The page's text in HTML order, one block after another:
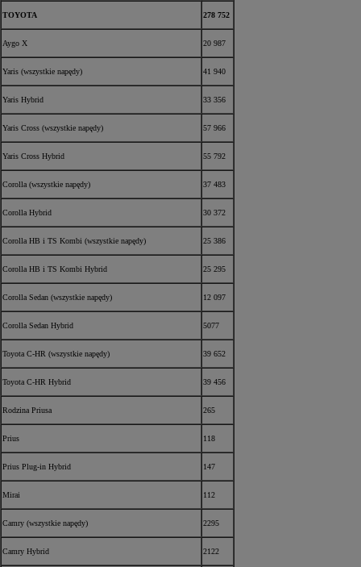
TOYOTA 278 752
Aygo X 20 987
Yaris (wszystkie napędy) 41 940
Yaris Hybrid 33 356
Yaris Cross (wszystkie napędy) 57 966
Yaris Cross Hybrid 55 792
Corolla (wszystkie napędy) 37 483
Corolla Hybrid 30 372
Corolla HB i TS Kombi (wszystkie napędy) 25 386
Corolla HB i TS Kombi Hybrid 25 295
Corolla Sedan (wszystkie napędy) 12 097
Corolla Sedan Hybrid 5077
Toyota C-HR (wszystkie napędy) 39 652
Toyota C-HR Hybrid 39 456
Rodzina Priusa 265
Prius 118
Prius Plug-in Hybrid 147
Mirai 112
Camry (wszystkie napędy) 2295
Camry Hybrid 2122